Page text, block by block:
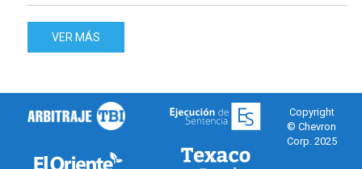
VER MÁS
Copyright
© Chevron
Corp. 2025